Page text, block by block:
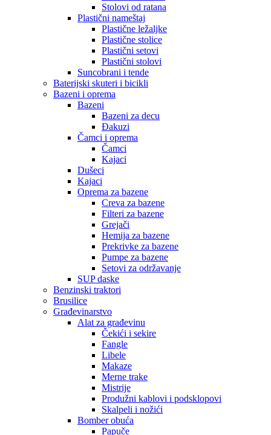
Stolovi od ratana
Plastični nameštaj
Plastične ležaljke
Plastične stolice
Plastični setovi
Plastični stolovi
Suncobrani i tende
Baterijski skuteri i bicikli
Bazeni i oprema
Bazeni
Bazeni za decu
Đakuzi
Čamci i oprema
Čamci
Kajaci
Dušeci
Kajaci
Oprema za bazene
Creva za bazene
Filteri za bazene
Grejači
Hemija za bazene
Prekrivke za bazene
Pumpe za bazene
Setovi za održavanje
SUP daske
Benzinski traktori
Brusilice
Građevinarstvo
Alat za građevinu
Čekići i sekire
Fangle
Libele
Makaze
Merne trake
Mistrije
Produžni kablovi i podsklopovi
Skalpeli i nožići
Bomber obuća
Papuče